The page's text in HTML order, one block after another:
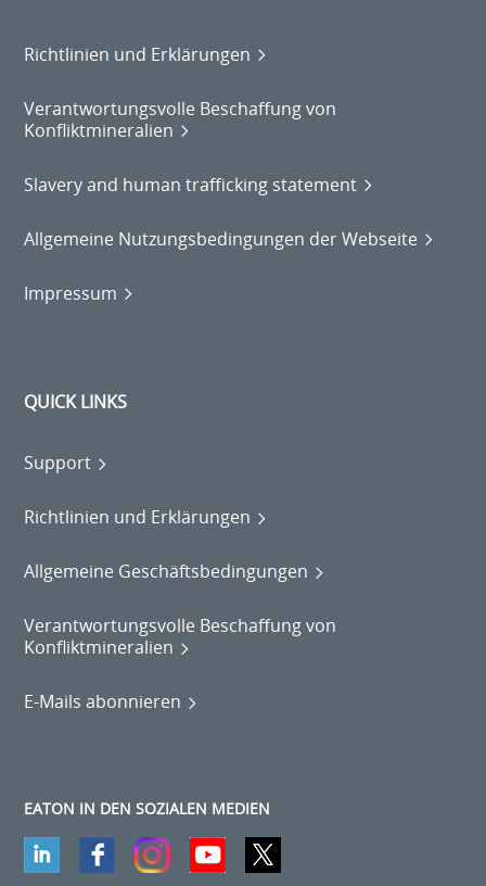
Richtlinien und Erklärungen
Verantwortungsvolle Beschaffung von
Konfliktmineralien
Slavery and human trafficking statement
Allgemeine Nutzungsbedingungen der Webseite
Impressum
QUICK LINKS
Support
Richtlinien und Erklärungen
Allgemeine Geschäftsbedingungen
Verantwortungsvolle Beschaffung von
Konfliktmineralien
E-Mails abonnieren
EATON IN DEN SOZIALEN MEDIEN